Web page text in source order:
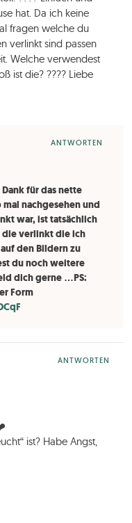
hat. Da ich keine
fragen welche du
verlinkt sind passen
Welche verwendest
ist die? ???? Liebe
für das nette
mal nachgesehen und
war, ist tatsächlich
die verlinkt die ich
den Bildern zu
du noch weitere
dich gerne …PS:
Form
ANTWORTEN
ist? Habe Angst,
ANTWORTEN